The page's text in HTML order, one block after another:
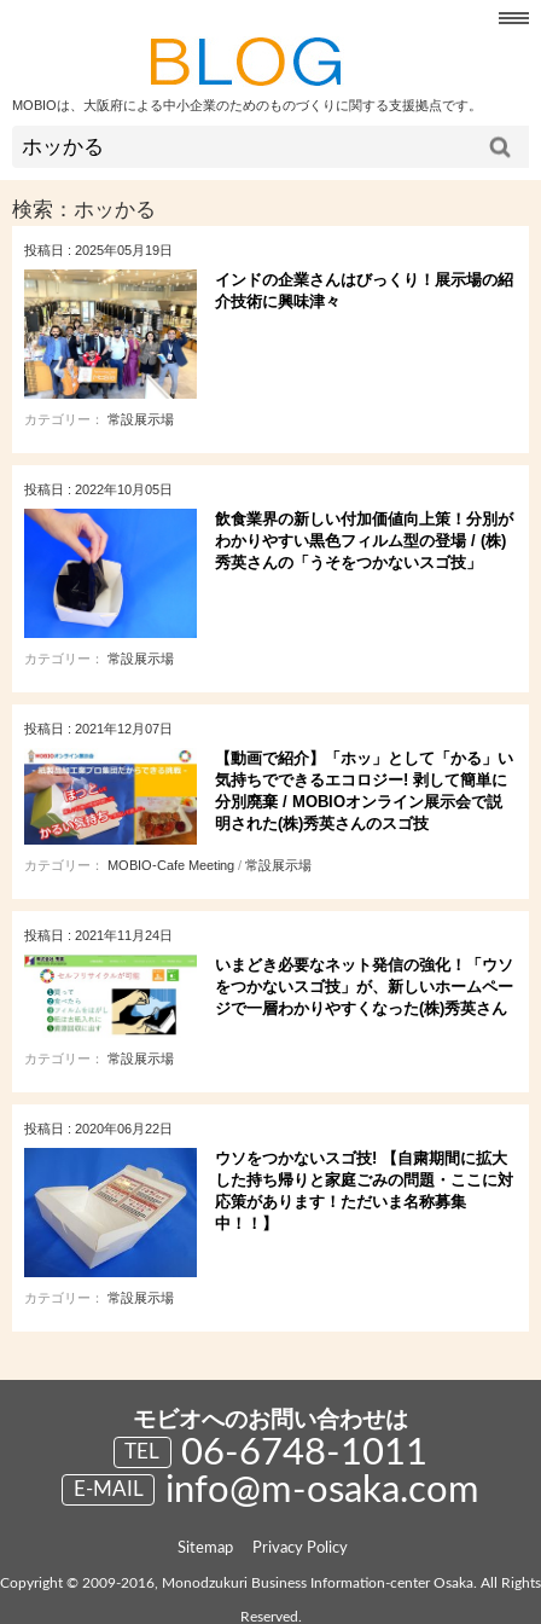
MOBIOは、大阪府による中小企業のためのものづくりに関する支援拠点です。
検索： ホッかる
投稿日 : 2025年05月19日
インドの企業さんはびっくり！展示場の紹
介技術に興味津々
カテゴリー： 常設展示場
投稿日 : 2022年10月05日
飲食業界の新しい付加価値向上策！分別が
わかりやすい黒色フィルム型の登場 / (株)
秀英さんの「うそをつかないスゴ技」
カテゴリー： 常設展示場
投稿日 : 2021年12月07日
【動画で紹介】「ホッ」として「かる」い
気持ちでできるエコロジー! 剥して簡単に
分別廃棄 / MOBIOオンライン展示会で説
明された(株)秀英さんのスゴ技
カテゴリー： MOBIO-Cafe Meeting / 常設展示場
投稿日 : 2021年11月24日
いまどき必要なネット発信の強化！「ウソ
をつかないスゴ技」が、新しいホームペー
ジで一層わかりやすくなった(株)秀英さん
カテゴリー： 常設展示場
投稿日 : 2020年06月22日
ウソをつかないスゴ技! 【自粛期間に拡大
した持ち帰りと家庭ごみの問題・ここに対
応策があります！ただいま名称募集
中！！】
カテゴリー： 常設展示場
モビオへのお問い合わせは
TEL 06-6748-1011
E-MAIL info@m-osaka.com
Sitemap Privacy Policy
Copyright © 2009-2016, Monodzukuri Business Information-center Osaka. All Rights
Reserved.